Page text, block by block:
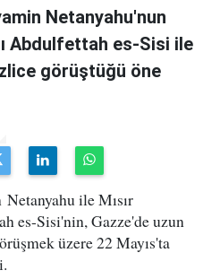
Netanyahu'nun
Abdulfettah es-Sisi ile
görüştüğü öne
ile Mısır
es-Sisi'nin, Gazze'de uzun
üzere 22 Mayıs'ta